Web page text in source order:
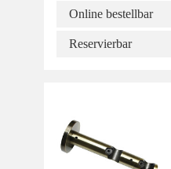
Online bestellbar
Reservierbar